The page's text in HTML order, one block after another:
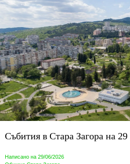
Събития в Стара Загора на
Написано на 29/06/2026